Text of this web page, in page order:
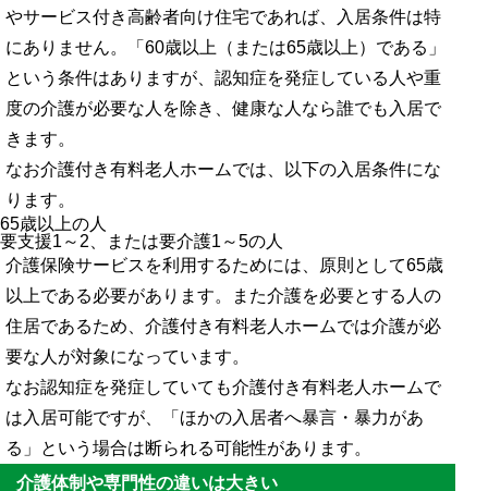
やサービス付き高齢者向け住宅であれば、入居条件は特
にありません。「60歳以上（または65歳以上）である」
という条件はありますが、認知症を発症している人や重
度の介護が必要な人を除き、健康な人なら誰でも入居で
きます。
なお介護付き有料老人ホームでは、以下の入居条件にな
ります。
65歳以上の人
要支援1～2、または要介護1～5の人
介護保険サービスを利用するためには、原則として65歳
以上である必要があります。また介護を必要とする人の
住居であるため、介護付き有料老人ホームでは介護が必
要な人が対象になっています。
なお認知症を発症していても介護付き有料老人ホームで
は入居可能ですが、「ほかの入居者へ暴言・暴力があ
る」という場合は断られる可能性があります。
介護体制や専門性の違いは大きい